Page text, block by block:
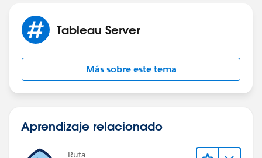
Tableau Server
Más sobre este tema
Aprendizaje relacionado
Ruta